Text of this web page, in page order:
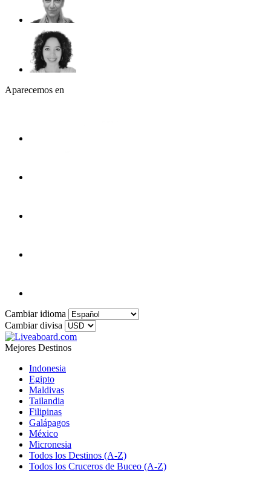
Aparecemos en
Cambiar idioma
Cambiar divisa
Mejores Destinos
Indonesia
Egipto
Maldivas
Tailandia
Filipinas
Galápagos
México
Micronesia
Todos los Destinos (A-Z)
Todos los Cruceros de Buceo (A-Z)